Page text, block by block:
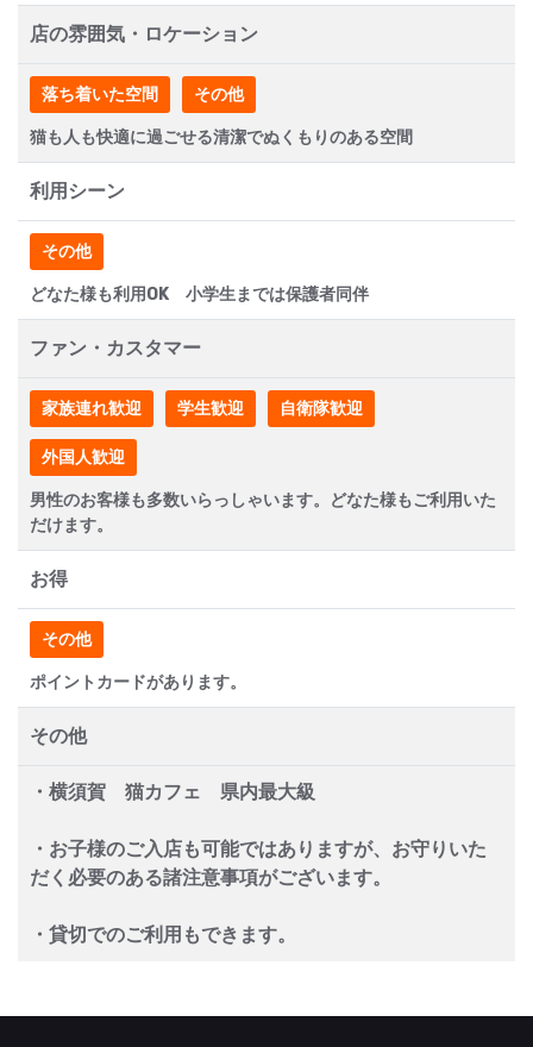
店の雰囲気・ロケーション
落ち着いた空間 その他
猫も人も快適に過ごせる清潔でぬくもりのある空間
利用シーン
その他
どなた様も利用OK 小学生までは保護者同伴
ファン・カスタマー
家族連れ歓迎 学生歓迎 自衛隊歓迎
外国人歓迎
男性のお客様も多数いらっしゃいます。どなた様もご利用いた
だけます。
お得
その他
ポイントカードがあります。
その他
・横須賀 猫カフェ 県内最大級
・お子様のご入店も可能ではありますが、お守りいた
だく必要のある諸注意事項がございます。
・貸切でのご利用もできます。